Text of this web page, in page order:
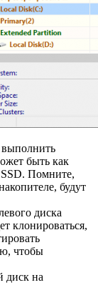
быть как
SSD. Помните,
будут
диска
клонироваться,
чтобы
диск на